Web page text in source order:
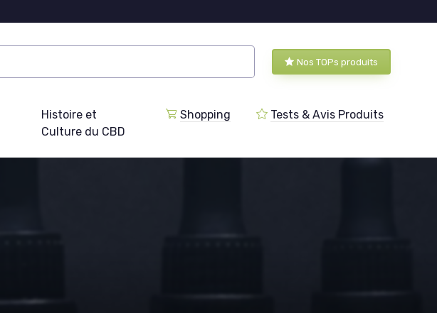
Nos TOPs produits
Histoire et
Culture du CBD
Shopping Tests & Avis Produits